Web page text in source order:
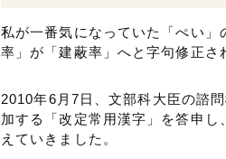
私が一番気になっていた「ぺい
率」が「建蔽率」へと字句修正さ
2010年6月7日、文部科大臣の諮
加する「改定常用漢字」を答申
えていきました。